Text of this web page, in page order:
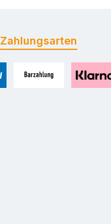
Zahlungsarten